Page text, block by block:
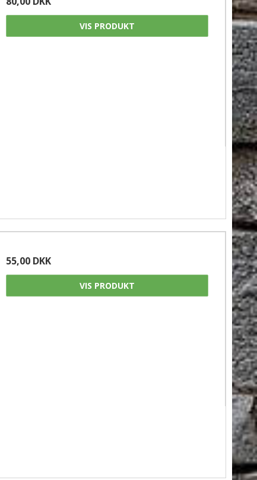
VIS PRODUKT
55,00 DKK
VIS PRODUKT